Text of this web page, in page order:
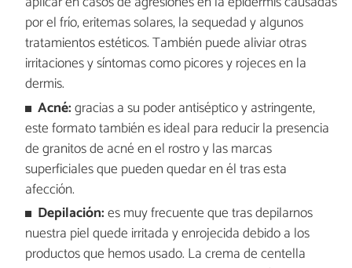
por el frío, eritemas solares, la sequedad y algunos
tratamientos estéticos. También puede aliviar otras
irritaciones y síntomas como picores y rojeces en la
dermis.
Acné:gracias a su poder antiséptico y astringente,
este formato también es ideal para reducir la presencia
de granitos de acné en el rostro y las marcas
superficiales que pueden quedar en él tras esta
afección.
Depilación:es muy frecuente que tras depilarnos
nuestra piel quede irritada y enrojecida debido a los
productos que hemos usado. La crema de centella